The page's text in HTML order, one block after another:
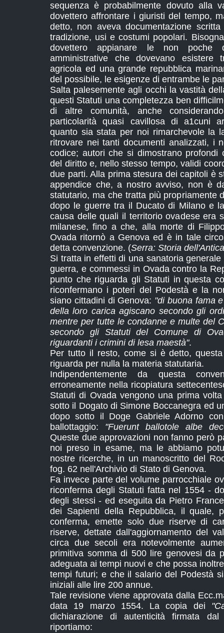
sequenza è probabilmente dovuto alla
dovettero affrontare i giuristi del tempo,
detto, non aveva documentazione
tradizione, usi e costumi popolari.
dovettero appianare le non poche
amministrative che dovevano esistere
agricola ed una grande repubblica
del possibile, le esigenze di entrambe le
Salta palesemente agli occhi la vastità
questi Statuti una completezza ben
di altre comunità, anche
particolarità quasi cavillosa di a1cuni
quanto sia stata per noi rimarchevole la
ritrovare nei tanti documenti analizzati, i
codice; autori che si dimostrano profondi
del diritto e, nello stesso tempo, validi
due parti. Alla prima stesura dei capitoli è
appendice che, a nostro avviso, non è
statutario, ma che tratta più propriamente
dopo le guerre tra il Ducato di Milano e
causa delle quali il territorio ovadese era
milanese, fino a che, alla morte di
Ovada ritornò a Genova ed è in tale
detta convenzione. (Serra: Storia
Si tratta in effetti di una sanatoria
guerra, e commessi in Ovada contro la
punto che riguarda gli Statuti in questa
riconfermano i poteri del Podestà e la
siano cittadini di Genova: "di buona fama
della loro carica agiscano secondo gli
mentre per tutte le condanne e multe del
secondo gli Statuti del Comune di
riguardanti i crimini di lesa maestà".
Per tutto il resto, come si è detto,
riguarda per nulla la materia statutaria.
Indipendentemente da questa
erroneamente nella ricopiatura
Statuti di Ovada vengono una prima
sotto il Dogato di Simone Boccanegra ed
dopo sotto il Doge Gabriele Adorno
ballottaggio: "Fuerunt ballotole albe
Queste due approvazioni non fanno però
noi preso in esame, ma le abbiamo
nostre ricerche, in un manoscritto del
fog. 62 nell'Archivio di Stato di Genova.
Fa invece parte del volume parrocchiale
riconferma degli Statuti fatta nel 1554 -
degli stessi - ed eseguita da Pietro
dei Sapienti della Repubblica, il quale,
conferma, emette solo due riserve di
riserve, dettate dall'aggiornamento del
circa due secoli era notevolmente
primitiva somma di 500 lire genovesi da
adeguata ai tempi nuovi e che possa
tempi futuri; e che il salario del Podestà
iniziali alle lire 200 annue.
Tale revisione viene approvata dalla
data 19 marzo 1554. La copia dei
dichiarazione di autenticità firmata
riportiamo: